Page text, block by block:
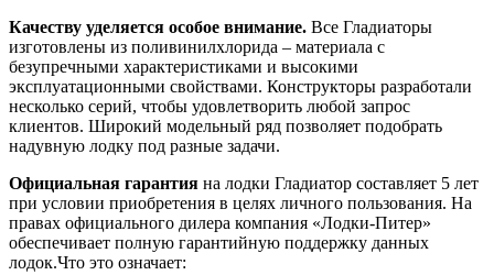
Качеству уделяется особое внимание. Все Гладиаторы
изготовлены из поливинилхлорида – материала с
безупречными характеристиками и высокими
эксплуатационными свойствами. Конструкторы разработали
несколько серий, чтобы удовлетворить любой запрос
клиентов. Широкий модельный ряд позволяет подобрать
надувную лодку под разные задачи.
Официальная гарантия на лодки Гладиатор составляет 5 лет
при условии приобретения в целях личного пользования. На
правах официального дилера компания «Лодки-Питер»
обеспечивает полную гарантийную поддержку данных
лодок.Что это означает: